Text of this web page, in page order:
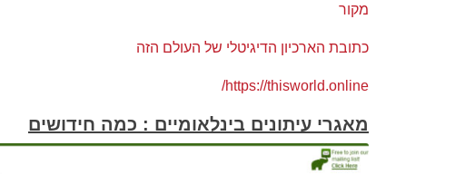
מקור
כתובת הארכיון הדיגיטלי של העולם הזה
https://thisworld.online/
מאגרי עיתונים בינלאומיים : כמה חידושים